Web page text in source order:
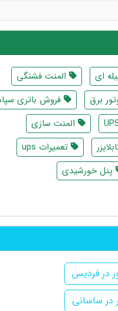
ای
المنت فشنگی
برق
فروش باتری
المنت سازی
تعمیرات ups
پنل خورشیدی
در فردیس
در ساسانی